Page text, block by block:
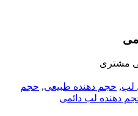
مشتری
لب, حجم دهنده طبیعی, حجم
دهنده لب دائمی